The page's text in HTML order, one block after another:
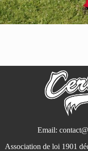
Email:
Association de loi 1901